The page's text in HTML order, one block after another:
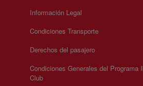
Información Legal
Condiciones Transporte
Derechos del pasajero
Condiciones Generales del Programa
Club